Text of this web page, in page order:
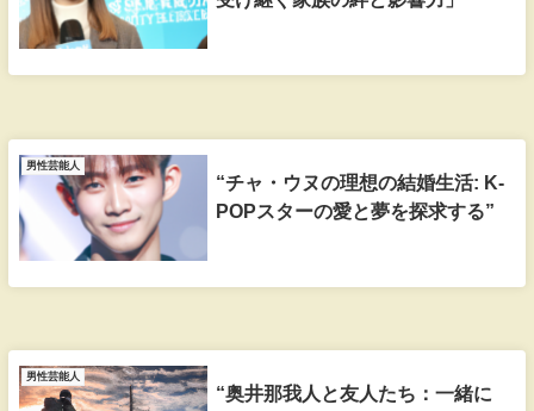
男性芸能人
“チャ・ウヌの理想の結婚生活: K-
POPスターの愛と夢を探求する”
男性芸能人
“奥井那我人と友人たち：一緒に